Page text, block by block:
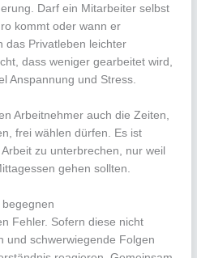
Darf ein Mitarbeiter selbst
kommt oder wann er
das Privatleben leichter
dass weniger gearbeitet wird,
Anspannung und Stress.
Arbeitnehmer auch die Zeiten,
frei wählen dürfen. Es ist
zu unterbrechen, nur weil
gehen sollten.
Fehler. Sofern diese nicht
und schwerwiegende Folgen